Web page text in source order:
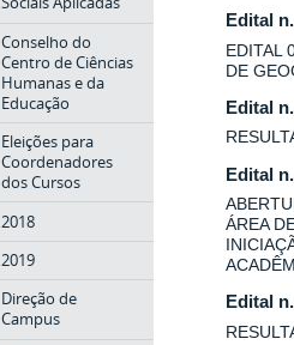
Conselho do
Centro de Ciências
Humanas e da
Educação
Eleições para
Coordenadores
dos Cursos
2018
2019
Direção de
Campus
Edital
EDITAL
DE
Edital
Edital
ÁREA
Edital